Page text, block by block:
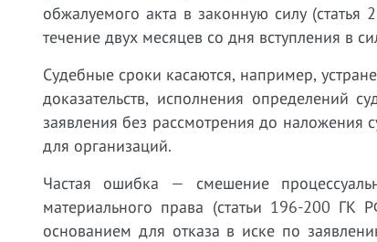
обжалуемого акта в законную силу
течение двух месяцев со дня вступления в
Судебные сроки касаются, например,
доказательств, исполнения определений
заявления без рассмотрения до
для организаций.
Частая ошибка — смешение
материального права (статьи 196-200
основанием для отказа в иске по